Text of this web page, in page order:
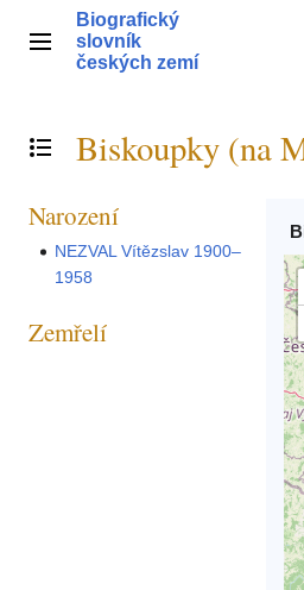
obsahHlavní menu
Biografický
slovník
českých zemí
Přepnout obsah
Biskoupky (na
Narození
NEZVAL Vítězslav 1900–
1958
Zemřelí